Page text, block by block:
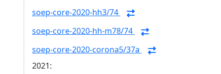
soep-core-2020-hh3/74
soep-core-2020-hh-m78/74
soep-core-2020-corona5/37a
2021: